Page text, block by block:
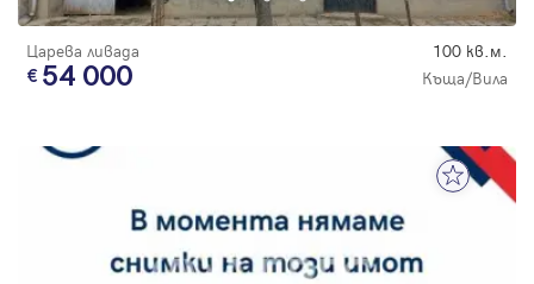
Царева ливада 100 кв.м.
54 000 Къща/Вила